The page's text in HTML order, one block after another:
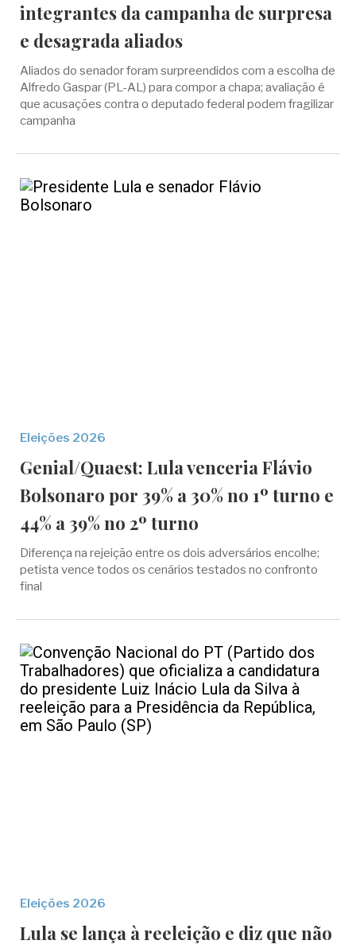
integrantes da campanha de surpresa
e desagrada aliados
Aliados do senador foram surpreendidos com a escolha de
Alfredo Gaspar (PL-AL) para compor a chapa; avaliação é
que acusações contra o deputado federal podem fragilizar
campanha
Eleições 2026
Genial/Quaest: Lula venceria Flávio
Bolsonaro por 39% a 30% no 1º turno e
44% a 39% no 2º turno
Diferença na rejeição entre os dois adversários encolhe;
petista vence todos os cenários testados no confronto
final
Eleições 2026
Lula se lança à reeleição e diz que não